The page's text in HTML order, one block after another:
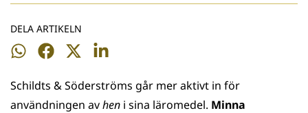
DELA ARTIKELN
Dela
WhatsApp
Dela
Facebook
Dela
Twitter
Dela
LinkedIn
Schildts & Söderströms går mer aktivt in för
användningen avhen i sina läromedel. Minna